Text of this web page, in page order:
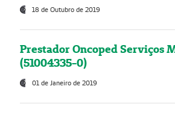
18 de Outubro de 2019
Prestador Oncoped Serviços
(51004335-0)
01 de Janeiro de 2019